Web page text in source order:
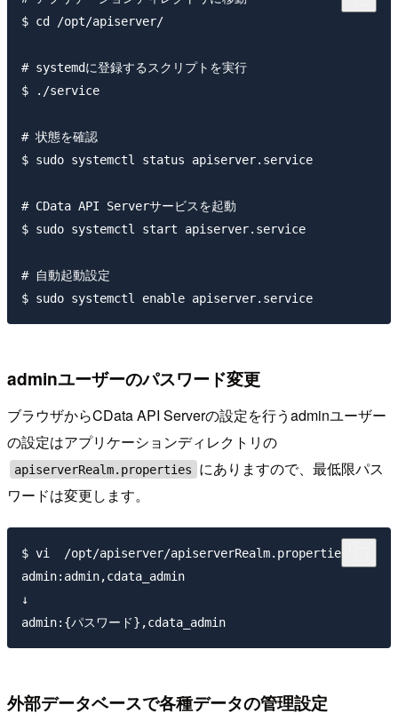
$ cd /opt/apiserver/
# systemdに登録するスクリプトを実行
$ ./service
# 状態を確認
$ sudo systemctl status apiserver.service
# CData API Serverサービスを起動
$ sudo systemctl start apiserver.service
# 自動起動設定
adminユーザーのパスワード変更
ブラウザからCData API Serverの設定を行うadminユーザー
の設定はアプリケーションディレクトリの
apiserverRealm.properties
にありますので、最低限パス
ワードは変更します。
$ vi  /opt/apiserver/apiserverRealm.properties
admin:admin,cdata_admin
↓
外部データベースで各種データの管理設定